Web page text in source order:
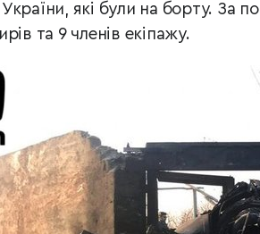
які були на борту. За
та 9 членів екіпажу.